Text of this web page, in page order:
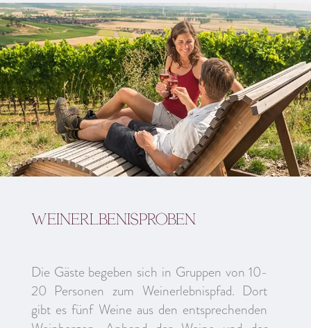
Weinerlbenisproben
Die Gäste begeben sich in Gruppen von 10-
20 Personen zum Weinerlebnispfad. Dort
gibt es fünf Weine aus den entsprechenden